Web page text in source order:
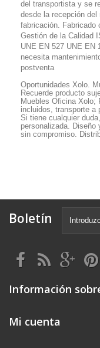
del transportista y se
desde la recepción
fabricación. Fabricado
Gestión de la Calidad
UNE EN 527 UNE EN
necesita
postventa
Oportunidades Xolo.
Recuerde producto
Muebles Oficina Xolo;
incluidos, transporte a
Si tiene cualquier
personalizada.
sin compromiso.
Boletín
Información
Mi cuenta